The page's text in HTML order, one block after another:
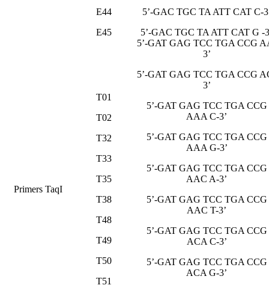
E44
E45
5’-GAC TGC TA ATT CAT C-
5’-GAC TGC TA ATT CAT G -
Primers TaqI
T01
T02
T32
T33
T35
T38
T48
T49
T50
T51
5’-GAT GAG TCC TGA CCG
3’
5’-GAT GAG TCC TGA CCG
3’
5’-GAT GAG TCC TGA CCG
AAA C-3’
5’-GAT GAG TCC TGA CCG
AAA G-3’
5’-GAT GAG TCC TGA CCG
AAC A-3’
5’-GAT GAG TCC TGA CCG
AAC T-3’
5’-GAT GAG TCC TGA CCG
ACA C-3’
5’-GAT GAG TCC TGA CCG
ACA G-3’